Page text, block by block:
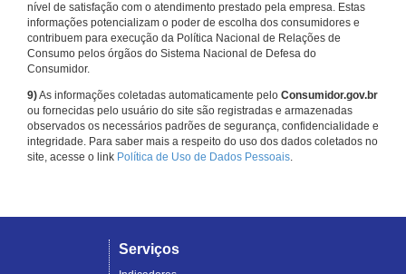
nível de satisfação com o atendimento prestado pela empresa. Estas
informações potencializam o poder de escolha dos consumidores e
contribuem para execução da Política Nacional de Relações de
Consumo pelos órgãos do Sistema Nacional de Defesa do
Consumidor.
9)As informações coletadas automaticamente pelo Consumidor.gov.br
ou fornecidas pelo usuário do site são registradas e armazenadas
observados os necessários padrões de segurança, confidencialidade e
integridade. Para saber mais a respeito do uso dos dados coletados no
site, acesse o link Política de Uso de Dados Pessoais.
Serviços